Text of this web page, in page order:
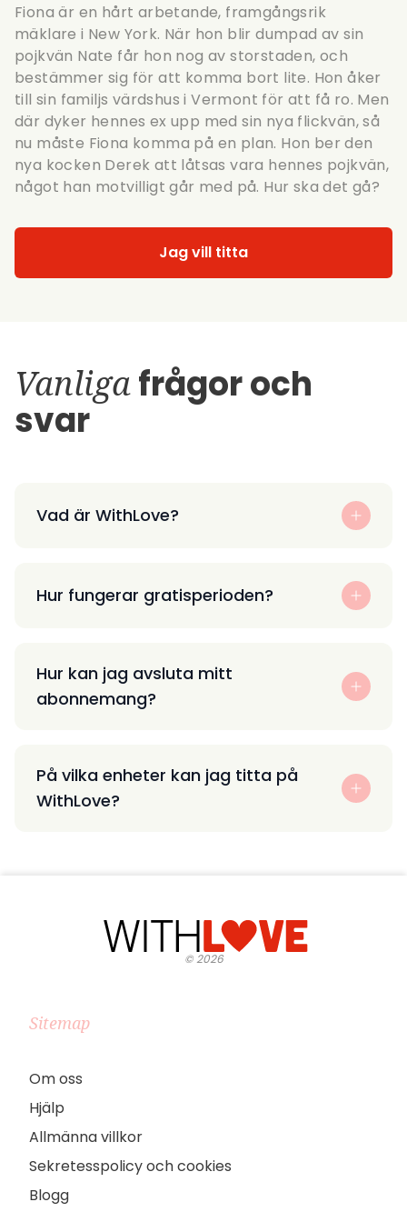
Fiona är en hårt arbetande, framgångsrik
mäklare i New York. När hon blir dumpad av sin
pojkvän Nate får hon nog av storstaden, och
bestämmer sig för att komma bort lite. Hon åker
till sin familjs värdshus i Vermont för att få ro. Men
där dyker hennes ex upp med sin nya flickvän, så
nu måste Fiona komma på en plan. Hon ber den
nya kocken Derek att låtsas vara hennes pojkvän,
något han motvilligt går med på. Hur ska det gå?
Jag vill titta
Vanligafrågor och
svar
Vad är WithLove?
Hur fungerar gratisperioden?
Hur kan jag avsluta mitt
abonnemang?
På vilka enheter kan jag titta på
WithLove?
©2026
Sitemap
Om oss
Hjälp
Allmänna villkor
Sekretesspolicy och cookies
Blogg